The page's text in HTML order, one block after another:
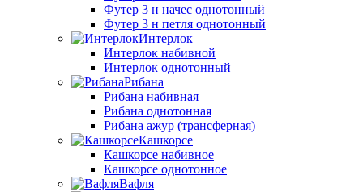
Футер 3 н начес однотонный
Футер 3 н петля однотонный
Интерлок
Интерлок набивной
Интерлок однотонный
Рибана
Рибана набивная
Рибана однотонная
Рибана ажур (трансферная)
Кашкорсе
Кашкорсе набивное
Кашкорсе однотонное
Вафля